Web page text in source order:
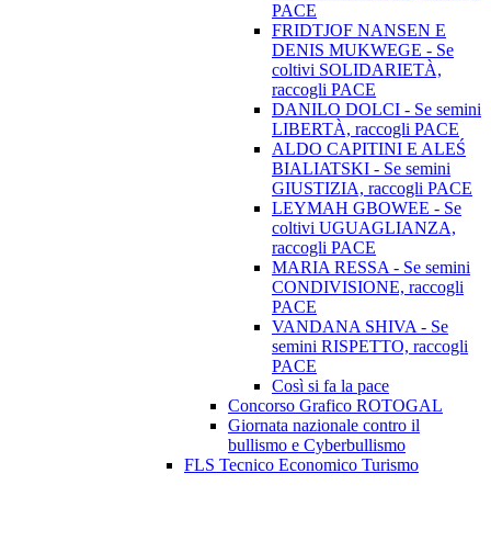
PACE
FRIDTJOF NANSEN E
DENIS MUKWEGE - Se
coltivi SOLIDARIETÀ,
raccogli PACE
DANILO DOLCI - Se semini
LIBERTÀ, raccogli PACE
ALDO CAPITINI E ALEŚ
BIALIATSKI - Se semini
GIUSTIZIA, raccogli PACE
LEYMAH GBOWEE - Se
coltivi UGUAGLIANZA,
raccogli PACE
MARIA RESSA - Se semini
CONDIVISIONE, raccogli
PACE
VANDANA SHIVA - Se
semini RISPETTO, raccogli
PACE
Così si fa la pace
Concorso Grafico ROTOGAL
Giornata nazionale contro il
bullismo e Cyberbullismo
FLS Tecnico Economico Turismo